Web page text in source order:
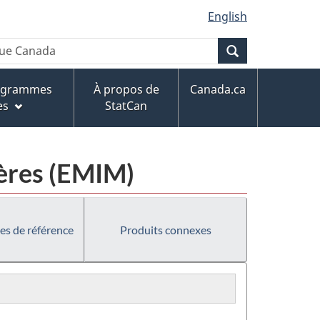
English
À propos de
StatCan
Canada.ca
(EMIM)
de référence Produits connexes